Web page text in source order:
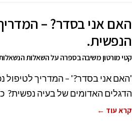
האם אני בסדר? –
הנפשית.
קטי מורטון משיבה בספרה על השאלות
'האם אני בסדר?' – המדריך לטיפול
הדגלים האדומים של בעיה נפשית?
קרא עוד ←